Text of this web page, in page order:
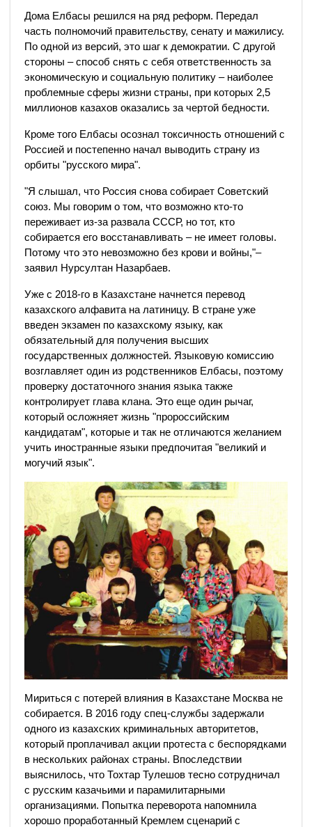
Дома Елбасы решился на ряд реформ. Передал
часть полномочий правительству, сенату и мажилису.
По одной из версий, это шаг к демократии. С другой
стороны – способ снять с себя ответственность за
экономическую и социальную политику – наиболее
проблемные сферы жизни страны, при которых 2,5
миллионов казахов оказались за чертой бедности.
Кроме того Елбасы осознал токсичность отношений с
Россией и постепенно начал выводить страну из
орбиты "русского мира".
"Я слышал, что Россия снова собирает Советский
союз. Мы говорим о том, что возможно кто-то
переживает из-за развала СССР, но тот, кто
собирается его восстанавливать – не имеет головы.
Потому что это невозможно без крови и войны,"–
заявил Нурсултан Назарбаев.
Уже с 2018-го в Казахстане начнется перевод
казахского алфавита на латиницу. В стране уже
введен экзамен по казахскому языку, как
обязательный для получения высших
государственных должностей. Языковую комиссию
возглавляет один из родственников Елбасы, поэтому
проверку достаточного знания языка также
контролирует глава клана. Это еще один рычаг,
который осложняет жизнь "пророссийским
кандидатам", которые и так не отличаются желанием
учить иностранные языки предпочитая "великий и
могучий язык".
Мириться с потерей влияния в Казахстане Москва не
собирается. В 2016 году спец-службы задержали
одного из казахских криминальных авторитетов,
который проплачивал акции протеста с беспорядками
в нескольких районах страны. Впоследствии
выяснилось, что Тохтар Тулешов тесно сотрудничал
с русским казачьими и парамилитарными
организациями. Попытка переворота напомнила
хорошо проработанный Кремлем сценарий с